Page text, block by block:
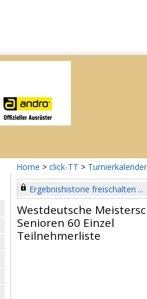
Home > click-TT > Turnierkalender
Ergebnishistorie freischalten ...
Westdeutsche
Senioren 60 Einzel
Teilnehmerliste